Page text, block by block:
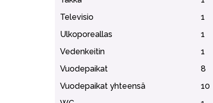
Televisio
1
Ulkoporeallas
1
Vedenkeitin
1
Vuodepaikat
8
Vuodepaikat yhteensä
10